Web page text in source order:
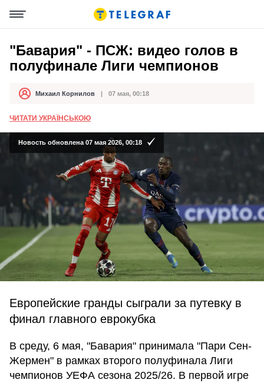
"Бавария" - ПСЖ: видео голов в
полуфинале Лиги чемпионов
АвторМихаил Корнилов
Дата публикации 07 мая, 00:18
ЧИТАТИ УКРАЇНСЬКОЮ
Новость обновлена 07 мая 2026, 00:18
Европейские гранды сыграли за путевку в
финал главного еврокубка
В среду, 6 мая, "Бавария" принимала "Пари Сен-
Жермен" в рамках второго полуфинала Лиги
чемпионов УЕФА сезона 2025/26. В первой игре